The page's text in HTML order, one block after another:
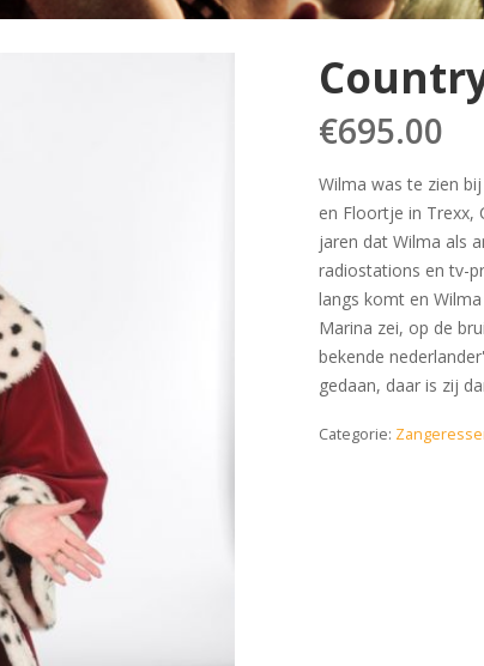
€695.00
Wilma was te zien
en Floortje in Trexx,
jaren dat Wilma als
radiostations en tv-
langs komt en
Marina zei, op de
bekende
gedaan, daar is zij
Categorie: